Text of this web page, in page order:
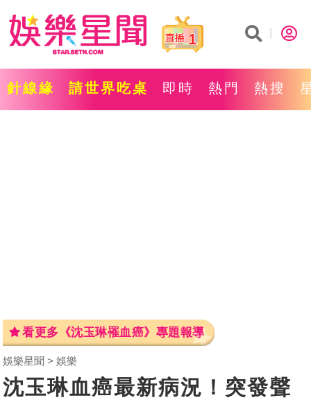
1
針線緣 請世界吃桌 即時 熱門 熱搜
看更多《沈玉琳罹血癌》專題報導
娛樂星聞 娛樂
沈玉琳血癌最新病況！突發聲